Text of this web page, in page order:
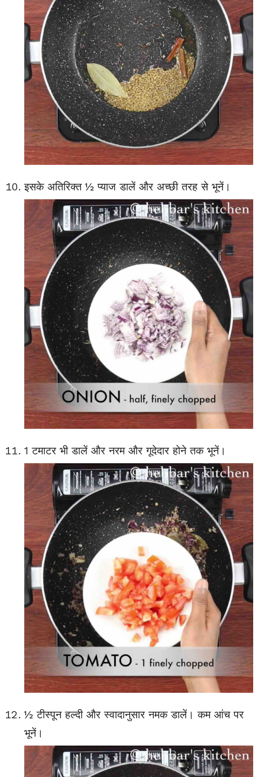
इसके अतिरिक्त ½ प्याज डालें और अच्छी तरह से भूनें।
1 टमाटर भी डालें और नरम और गूदेदार होने तक भूनें।
½ टीस्पून हल्दी और स्वादानुसार नमक डालें। कम आंच पर
भूनें।